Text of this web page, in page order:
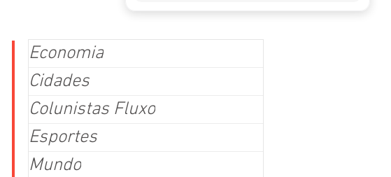
Economia
Cidades
Colunistas Fluxo
Esportes
Mundo